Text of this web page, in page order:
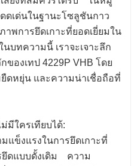
ดเด่นในฐานะโซลูชันกาว
พการยึดเกาะที่ยอดเยี่ยมใน
ทความนี้ เราจะเจาะลึก
องเทป 4229P VHB โดย
ดหยุ่น และความน่าเชื่อถือที่
มีใครเทียบได้:
แข็งแรงในการยึดเกาะที่
ยึดแบบดั้งเดิม ความ